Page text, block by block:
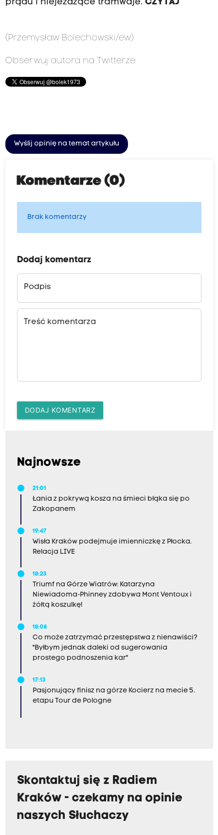
prądu i niejeżdżące tramwaje. CZYTAJ
(Przemysław Bolechowski/ew)
Obserwuj autora na Twitterze:
Wyślij opinię na temat artykułu
Komentarze (0)
Brak komentarzy
Dodaj komentarz
Podpis
Treść komentarza
DODAJ KOMENTARZ
Najnowsze
21:01
Łania z pokrywą kosza na śmieci błąka się po
Zakopanem
19:47
Wisła Kraków podejmuje imienniczkę z Płocka.
Relacja LIVE
18:23
Triumf na Górze Wiatrów: Katarzyna
Niewiadoma-Phinney zdobywa Mont Ventoux i
żółtą koszulkę!
18:08
Co może zatrzymać przestępstwa z nienawiści?
"Byłbym jednak daleki od sugerowania
prostego podnoszenia kar"
17:13
Pasjonujący finisz na górze Kocierz na mecie 5.
etapu Tour de Pologne
Skontaktuj się z Radiem
Kraków - czekamy na opinie
naszych Słuchaczy